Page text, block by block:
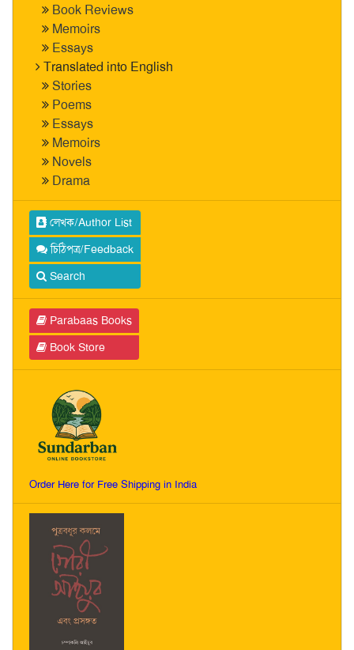
Book Reviews
Memoirs
Essays
Translated into English
Stories
Poems
Essays
Memoirs
Novels
Drama
লেখক/Author List
চিঠিপত্র/Feedback
Search
Parabaas Books
Book Store
Order Here for Free Shipping in India